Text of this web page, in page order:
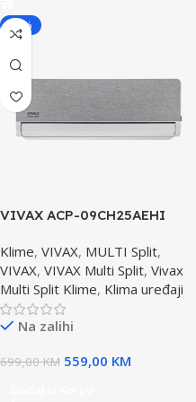
-20%
VIVAX ACP-09CH25AEHI
Jedinica
Klime, VIVAX, MULTI Split,
VIVAX, VIVAX Multi Split, Vivax
Multi Split Klime, Klima uređaji
Na zalihi
699,00KM 559,00 KM